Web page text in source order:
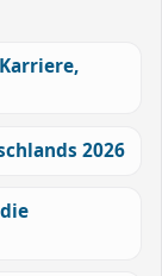
2026